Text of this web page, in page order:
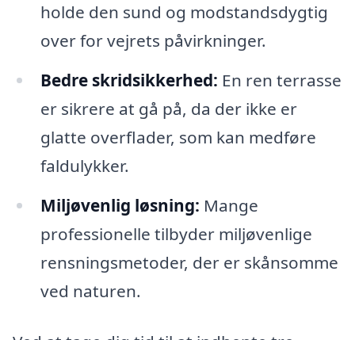
holde den sund og modstandsdygtig
over for vejrets påvirkninger.
Bedre skridsikkerhed: En ren terrasse
er sikrere at gå på, da der ikke er
glatte overflader, som kan medføre
faldulykker.
Miljøvenlig løsning: Mange
professionelle tilbyder miljøvenlige
rensningsmetoder, der er skånsomme
ved naturen.